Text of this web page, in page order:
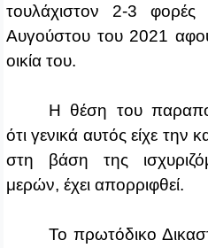
τουλάχιστον 2‑3 φορές
Αυγούστου του 2021
οικία του.
Η θέση του
ότι γενικά αυτός είχε την
στη βάση της
μερών, έχει απορριφθεί.
Το πρωτόδικο